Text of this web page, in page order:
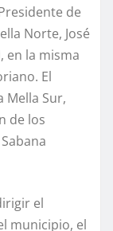
de
Norte, José
en la misma
El
Mella Sur,
de los
el
municipio, el